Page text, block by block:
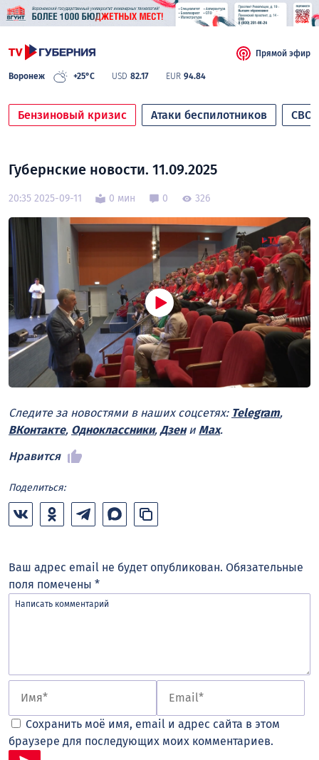
Воронеж +25°C USD 82.17 EUR 94.84
Прямой эфир
Бензиновый кризис Атаки беспилотников СВО
Губернские новости. 11.09.2025
20:35 2025-09-11 0 мин 0 326
Следите за новостями в наших соцсетях: Telegram,
ВКонтакте, Одноклассники, Дзени Max.
Нравится
Поделиться:
Ваш адрес email не будет опубликован. Обязательные
поля помечены *
Сохранить моё имя, email и адрес сайта в этом
браузере для последующих моих комментариев.